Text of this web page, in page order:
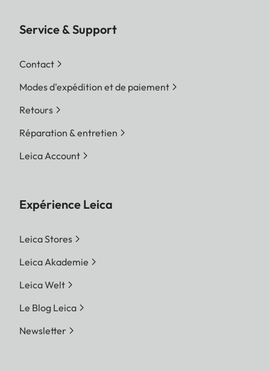
Service & Support
Contact
Modes d'expédition et de paiement
Retours
Réparation & entretien
Leica Account
Expérience Leica
Leica Stores
Leica Akademie
Leica Welt
Le Blog Leica
Newsletter